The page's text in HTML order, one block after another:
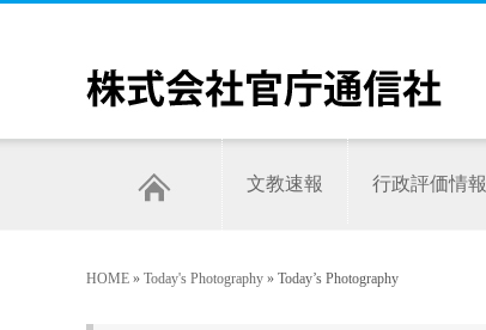
文教速報 行政評価情報
HOME » Today's Photography » Today’s Photography